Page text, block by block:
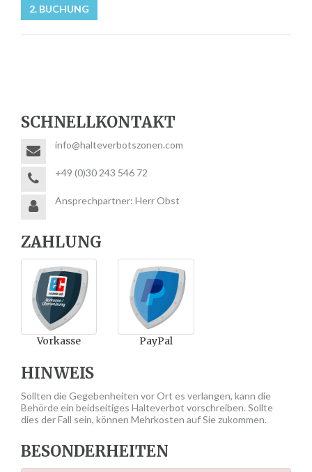
2. BUCHUNG
SCHNELLKONTAKT
info@halteverbotszonen.com
+49 (0)30 243 546 72
Ansprechpartner: Herr Obst
ZAHLUNG
Vorkasse PayPal
HINWEIS
Sollten die Gegebenheiten vor Ort es verlangen, kann die
Behörde ein beidseitiges Halteverbot vorschreiben. Sollte
dies der Fall sein, können Mehrkosten auf Sie zukommen.
BESONDERHEITEN